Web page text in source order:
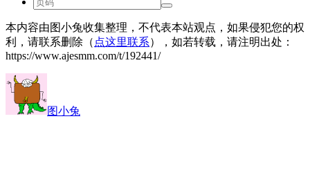
本内容由图小兔收集整理，不代表本站观点，如果侵犯您的权
利，请联系删除（ 点这里联系），如若转载，请注明出处：
https://www.ajesmm.com/t/192441/
图小兔